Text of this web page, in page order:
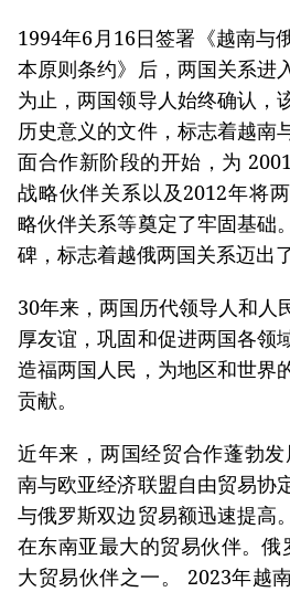
1994年6月16日签署《越南与
本原则条约》后，两国关系进
为止，两国领导人始终确认，
历史意义的文件，标志着越南
面合作新阶段的开始，为
战略伙伴关系以及2012年将
略伙伴关系等奠定了牢固基础
碑，标志着越俄两国关系迈出
30年来，两国历代领导人和人
厚友谊，巩固和促进两国各领
造福两国人民，为地区和世界
贡献。
近年来，两国经贸合作蓬勃
南与欧亚经济联盟自由贸易协
与俄罗斯双边贸易额迅速提高
在东南亚最大的贸易伙伴。
大贸易伙伴之一。 2023年越